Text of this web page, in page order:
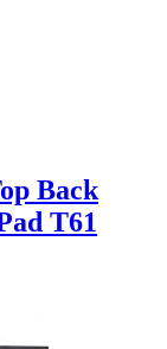
Back
T61